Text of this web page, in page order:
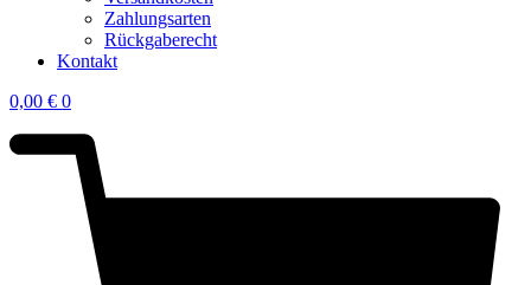
Zahlungsarten
Rückgaberecht
Kontakt
0,00 € 0